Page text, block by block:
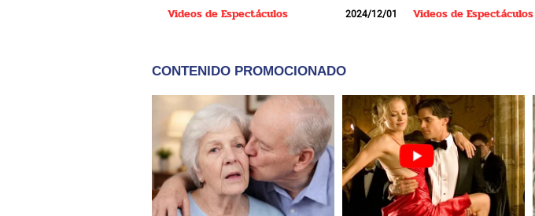
Videos de Espectáculos 2024/12/01 Videos de Espectáculos